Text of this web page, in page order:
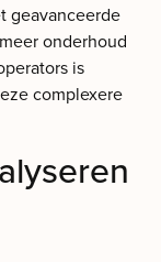
geavanceerde
onderhoud
is
complexere